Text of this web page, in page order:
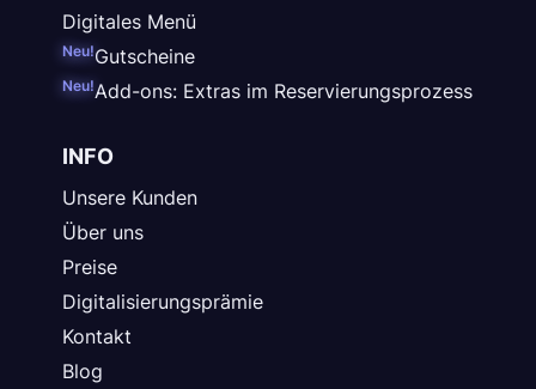
Digitales Menü
Gutscheine
Neu!
Add-ons: Extras im Reservierungsprozess
Neu!
INFO
Unsere Kunden
Über uns
Preise
Digitalisierungsprämie
Kontakt
Blog